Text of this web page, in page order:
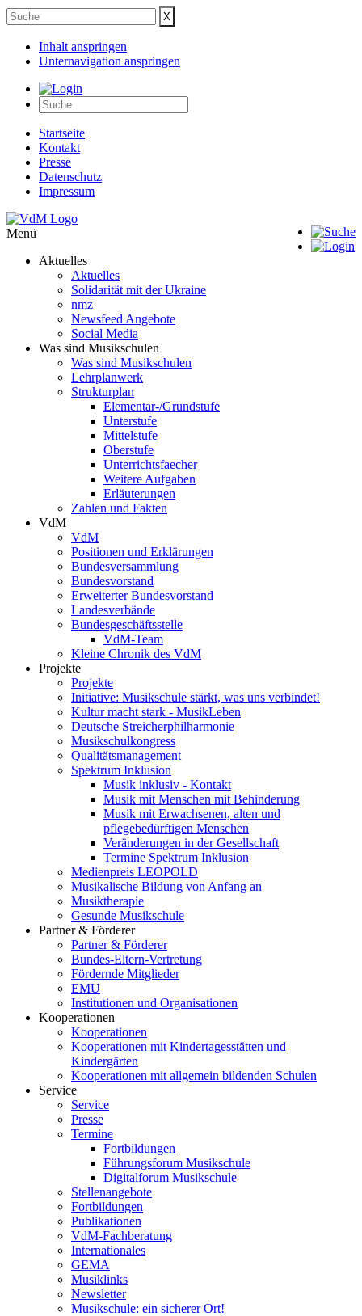
Inhalt anspringen
Unternavigation anspringen
Startseite
Kontakt
Presse
Datenschutz
Impressum
Menü
Aktuelles
Aktuelles
Solidarität mit der Ukraine
nmz
Newsfeed Angebote
Social Media
Was sind Musikschulen
Was sind Musikschulen
Lehrplanwerk
Strukturplan
Elementar-/Grundstufe
Unterstufe
Mittelstufe
Oberstufe
Unterrichtsfaecher
Weitere Aufgaben
Erläuterungen
Zahlen und Fakten
VdM
VdM
Positionen und Erklärungen
Bundesversammlung
Bundesvorstand
Erweiterter Bundesvorstand
Landesverbände
Bundesgeschäftsstelle
VdM-Team
Kleine Chronik des VdM
Projekte
Projekte
Initiative: Musikschule stärkt, was uns verbindet!
Kultur macht stark - MusikLeben
Deutsche Streicherphilharmonie
Musikschulkongress
Qualitätsmanagement
Spektrum Inklusion
Musik inklusiv - Kontakt
Musik mit Menschen mit Behinderung
Musik mit Erwachsenen, alten und
pflegebedürftigen Menschen
Veränderungen in der Gesellschaft
Termine Spektrum Inklusion
Medienpreis LEOPOLD
Musikalische Bildung von Anfang an
Musiktherapie
Gesunde Musikschule
Partner & Förderer
Partner & Förderer
Bundes-Eltern-Vertretung
Fördernde Mitglieder
EMU
Institutionen und Organisationen
Kooperationen
Kooperationen
Kooperationen mit Kindertagesstätten und
Kindergärten
Kooperationen mit allgemein bildenden Schulen
Service
Service
Presse
Termine
Fortbildungen
Führungsforum Musikschule
Digitalforum Musikschule
Stellenangebote
Fortbildungen
Publikationen
VdM-Fachberatung
Internationales
GEMA
Musiklinks
Newsletter
Musikschule: ein sicherer Ort!